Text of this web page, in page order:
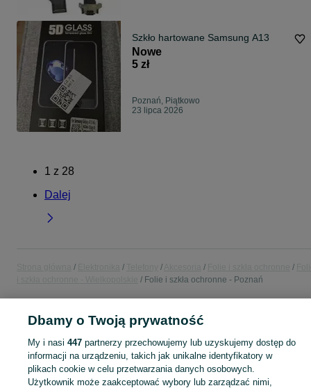
Szkło hartowane Samsung A13
Nowe
5 zł
Poznań, Piątkowo
23 lipca 2026
1 z 28
Dalej
Folie i szkła ochronne - Poznań
POLSKA » WIELKOPOLSKIE » POZNAŃ
KATEGORIA
Dbamy o Twoją prywatność
My i nasi 447partnerzy przechowujemy lub uzyskujemy dostęp do
informacji na urządzeniu, takich jak unikalne identyfikatory w
plikach cookie w celu przetwarzania danych osobowych.
Użytkownik może zaakceptować wybory lub zarządzać nimi,